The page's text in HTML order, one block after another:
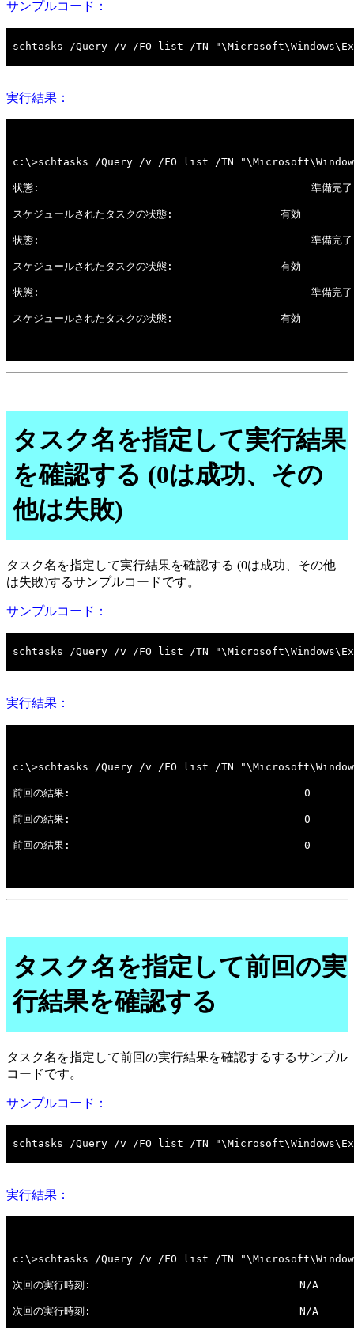
サンプルコード：
実行結果：
タスク名を指定して実行結果
を確認する (0は成功、その
他は失敗)
タスク名を指定して実行結果を確認する (0は成功、その他
は失敗)するサンプルコードです。
サンプルコード：
実行結果：
タスク名を指定して前回の実
行結果を確認する
タスク名を指定して前回の実行結果を確認するするサンプル
コードです。
サンプルコード：
実行結果：